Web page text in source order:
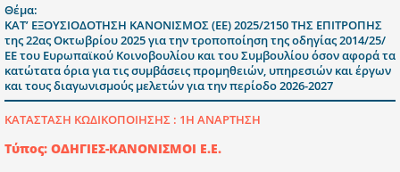
Θέμα:
ΚΑΤ’ ΕΞΟΥΣΙΟΔΟΤΗΣΗ ΚΑΝΟΝΙΣΜΟΣ (ΕΕ) 2025/2150 ΤΗΣ ΕΠΙΤΡΟΠΗΣ
της 22ας Οκτωβρίου 2025 για την τροποποίηση της οδηγίας 2014/25/
ΕΕ του Ευρωπαϊκού Κοινοβουλίου και του Συμβουλίου όσον αφορά τα
κατώτατα όρια για τις συμβάσεις προμηθειών, υπηρεσιών και έργων
και τους διαγωνισμούς μελετών για την περίοδο 2026-2027
ΚΑΤΑΣΤΑΣΗ ΚΩΔΙΚΟΠΟΙΗΣΗΣ : 1Η ΑΝΑΡΤΗΣΗ
Τύπος: ΟΔΗΓΙΕΣ-ΚΑΝΟΝΙΣΜΟΙ Ε.E.